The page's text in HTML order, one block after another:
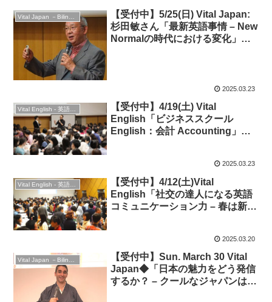
【受付中】5/25(日) Vital Japan:
杉田敏さん「最新英語事情 – New
Normalの時代における変化」
2025.03.23
Vital English - 英語勉強会
【受付中】4/19(土) Vital
English「ビジネススクール
English：会計 Accounting」◆
2025.03.23
Vital English - 英語勉強会
【受付中】4/12(土)Vital
English「社交の達人になる英語
コミュニケーション力 – 春は新た
2025.03.20
【受付中】Sun. March 30 Vital
Japan◆「日本の魅力をどう発信
するか？ – クールなジャパンは間